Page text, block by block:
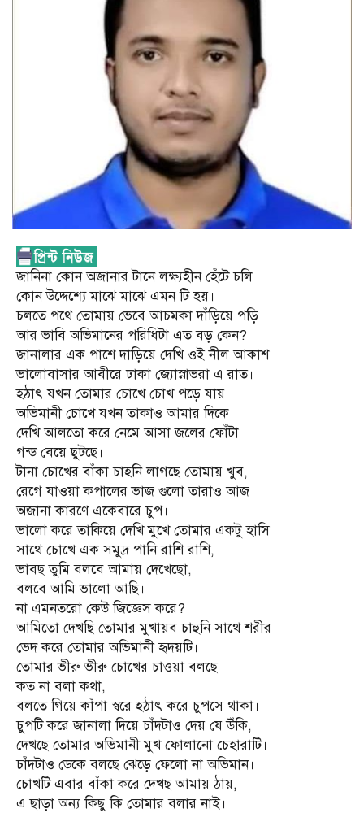
জানিনা কোন অজানার টানে লক্ষ্যহীন হেঁটে চলি
কোন উদ্দেশ্যে মাঝে মাঝে এমন টি হয়।
চলতে পথে তোমায় ভেবে আচমকা দাঁড়িয়ে পড়ি
আর ভাবি অভিমানের পরিধিটা এত বড় কেন?
জানালার এক পাশে দাড়িয়ে দেখি ওই নীল আকাশ
ভালোবাসার আবীরে ঢাকা জ্যোস্নাভরা এ রাত।
হঠাৎ যখন তোমার চোখে চোখ পড়ে যায়
অভিমানী চোখে যখন তাকাও আমার দিকে
দেখি আলতো করে নেমে আসা জলের ফোঁটা
গন্ড বেয়ে ছুটছে।
টানা চোখের বাঁকা চাহনি লাগছে তোমায় খুব,
রেগে যাওয়া কপালের ভাজ গুলো তারাও আজ
অজানা কারণে একেবারে চুপ।
ভালো করে তাকিয়ে দেখি মুখে তোমার একটু হাসি
সাথে চোখে এক সমুদ্র পানি রাশি রাশি,
ভাবছ তুমি বলবে আমায় দেখেছো,
বলবে আমি ভালো আছি।
না এমনতরো কেউ জিজ্ঞেস করে?
আমিতো দেখছি তোমার মুখায়ব চাহুনি সাথে শরীর
ভেদ করে তোমার অভিমানী হৃদয়টি।
তোমার ভীরু ভীরু চোখের চাওয়া বলছে
কত না বলা কথা,
বলতে গিয়ে কাঁপা স্বরে হঠাৎ করে চুপসে থাকা।
চুপটি করে জানালা দিয়ে চাঁদটাও দেয় যে উঁকি,
দেখছে তোমার অভিমানী মুখ ফোলানো চেহারাটি।
চাঁদটাও ডেকে বলছে ঝেড়ে ফেলো না অভিমান।
চোখটি এবার বাঁকা করে দেখছ আমায় ঠায়,
এ ছাড়া অন্য কিছু কি তোমার বলার নাই।